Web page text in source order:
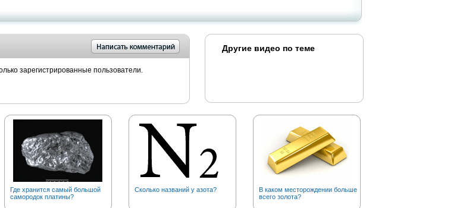
зарегистрированные пользователи.
Другие видео по теме
Где хранится самый большой
самородок платины?
Сколько названий у азота?
В каком месторождении больше
всего золота?